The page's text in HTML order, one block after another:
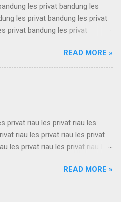
les privat bandung les
les privat bandung les privat
privat bandung les privat
privat bandung les privat
privat bandung les privat
privat bandung les privat
privat bandung les privat
privat bandung les privat
privat bandung les privat
privat bandung les privat
privat bandung les privat
privat bandung les privat
privat bandung les privat
READ MORE »
privat riau les privat riau les
riau les privat riau les privat
les privat riau les privat riau les
les privat riau les privat riau les
riau les privat riau les privat
les privat riau les privat riau les
READ MORE »